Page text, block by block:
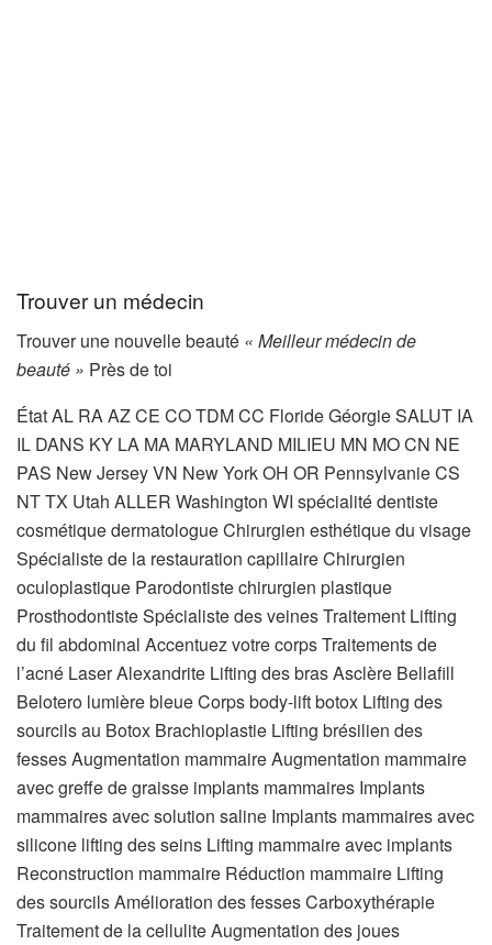
Trouver un médecin
Trouver une nouvelle beauté « Meilleur médecin de
beauté » Près de toi
État AL RA AZ CE CO TDM CC Floride Géorgie SALUT IA
IL DANS KY LA MA MARYLAND MILIEU MN MO CN NE
PAS New Jersey VN New York OH OR Pennsylvanie CS
NT TX Utah ALLER Washington WI spécialité dentiste
cosmétique dermatologue Chirurgien esthétique du visage
Spécialiste de la restauration capillaire Chirurgien
oculoplastique Parodontiste chirurgien plastique
Prosthodontiste Spécialiste des veinesTraitement Lifting
du fil abdominal Accentuez votre corps Traitements de
l’acné Laser Alexandrite Lifting des bras Asclère Bellafill
Belotero lumière bleue Corps body-lift botox Lifting des
sourcils au Botox Brachioplastie Lifting brésilien des
fesses Augmentation mammaire Augmentation mammaire
avec greffe de graisse implants mammaires Implants
mammaires avec solution saline Implants mammaires avec
silicone lifting des seins Lifting mammaire avec implants
Reconstruction mammaire Réduction mammaire Lifting
des sourcils Amélioration des fesses Carboxythérapie
Traitement de la cellulite Augmentation des joues